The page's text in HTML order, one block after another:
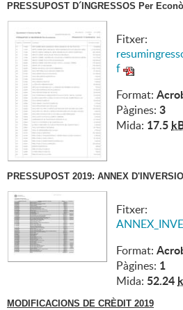
PRESSUPOST D´INGRESSOS Per
Fitxer:
f
Format:
Pàgines: 3
Mida: 17.5
PRESSUPOST 2019: ANNEX
Fitxer:
Format:
Pàgines: 1
Mida: 52.24
MODIFICACIONS DE CRÈDIT 2019